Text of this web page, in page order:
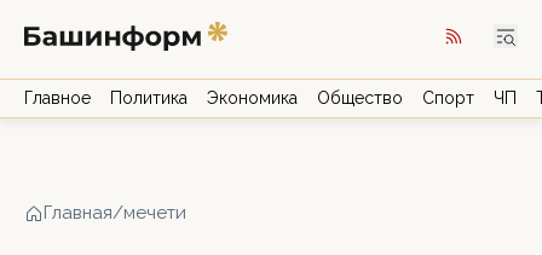
Главное Политика Экономика Общество Спорт ЧП
Главная/мечети